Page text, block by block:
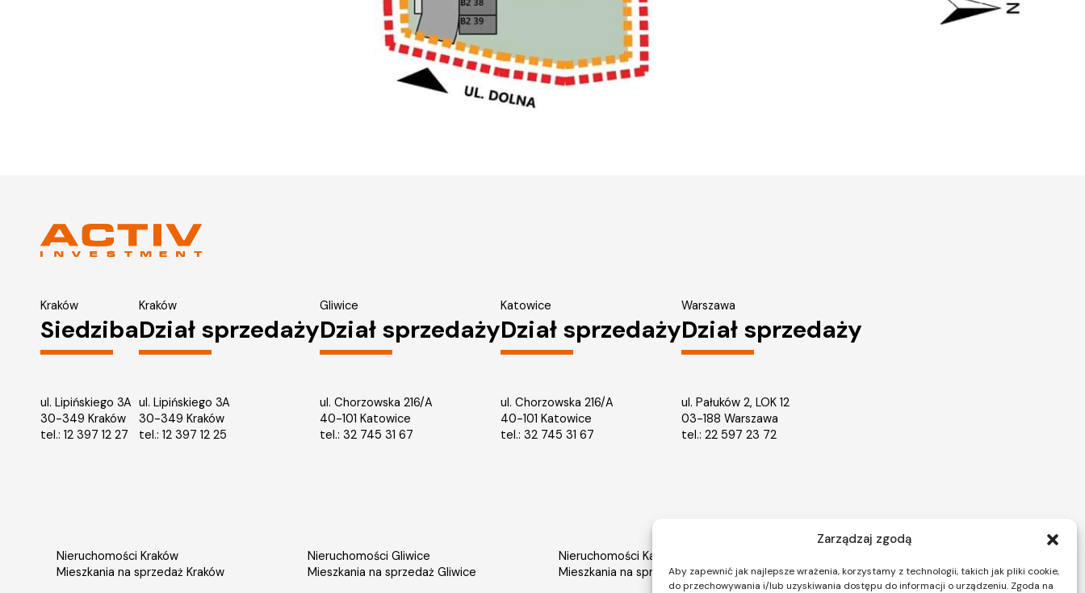
Zarządzaj zgodą
Aby zapewnić jak najlepsze wrażenia, korzystamy z technologii, takich jak pliki cookie,
do przechowywania i/lub uzyskiwania dostępu do informacji o urządzeniu. Zgoda na
Kraków
Siedziba
ul. Lipińskiego 3A
30-349 Kraków
tel.: 12 397 12 27
Kraków
Dział sprzedaży
ul. Lipińskiego 3A
30-349 Kraków
tel.: 12 397 12 25
Gliwice
Dział sprzedaży
ul. Chorzowska 216/A
40-101 Katowice
tel.: 32 745 31 67
Katowice
Dział sprzedaży
ul. Chorzowska 216/A
40-101 Katowice
tel.: 32 745 31 67
Warszawa
Dział sprzedaży
ul. Pałuków 2, LOK 12
03-188 Warszawa
tel.: 22 597 23 72
Nieruchomości Kraków
Mieszkania na sprzedaż Kraków
Nieruchomości Gliwice
Mieszkania na sprzedaż Gliwice
Nieruchomości Katowice
Mieszkania na sprzedaż Katowice
Mieszkania na sprzedaż Warszawa